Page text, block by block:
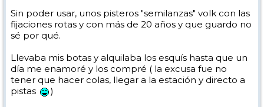
Sin poder usar, unos pisteros "semilanzas" volk con las
fijaciones rotas y con más de 20 años y que guardo no
sé por qué.
Llevaba mis botas y alquilaba los esquís hasta que un
día me enamoré y los compré ( la excusa fue no
tener que hacer colas, llegar a la estación y directo a
pistas
)